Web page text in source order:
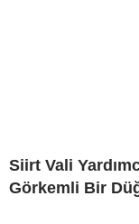
Siirt Vali
Görkemli Bir